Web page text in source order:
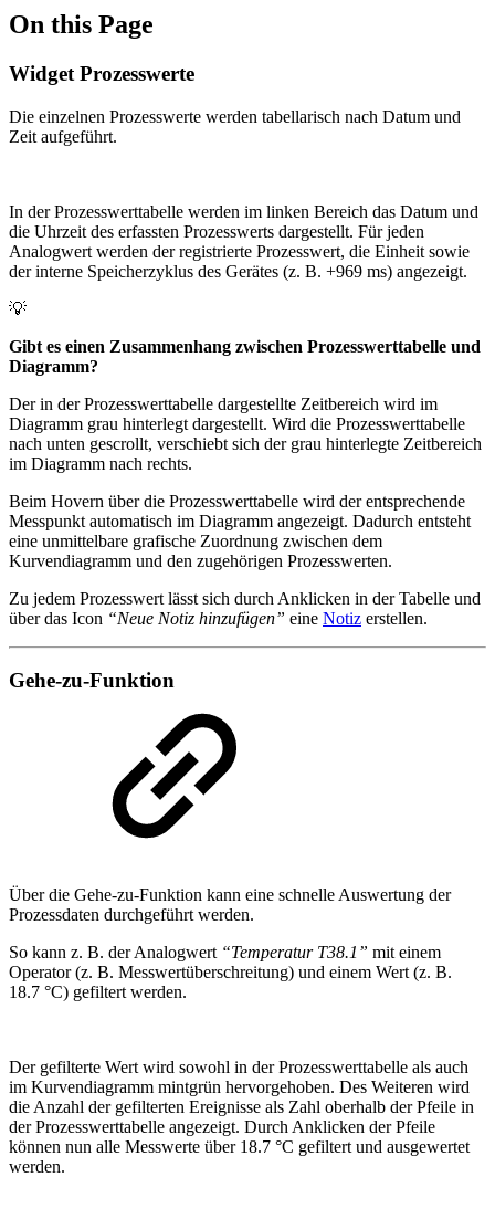
On this Page
Widget Prozesswerte
Die einzelnen Prozesswerte werden tabellarisch nach Datum und
Zeit aufgeführt.
In der Prozesswerttabelle werden im linken Bereich das Datum und
die Uhrzeit des erfassten Prozesswerts dargestellt. Für jeden
Analogwert werden der registrierte Prozesswert, die Einheit sowie
der interne Speicherzyklus des Gerätes (z. B. +969 ms) angezeigt.
💡
Gibt es einen Zusammenhang zwischen Prozesswerttabelle und
Diagramm?
Der in der Prozesswerttabelle dargestellte Zeitbereich wird im
Diagramm grau hinterlegt dargestellt. Wird die Prozesswerttabelle
nach unten gescrollt, verschiebt sich der grau hinterlegte Zeitbereich
im Diagramm nach rechts.
Beim Hovern über die Prozesswerttabelle wird der entsprechende
Messpunkt automatisch im Diagramm angezeigt. Dadurch entsteht
eine unmittelbare grafische Zuordnung zwischen dem
Kurvendiagramm und den zugehörigen Prozesswerten.
Zu jedem Prozesswert lässt sich durch Anklicken in der Tabelle und
über das Icon “Neue Notiz hinzufügen” eine Notiz erstellen.
Gehe-zu-Funktion
Über die Gehe-zu-Funktion kann eine schnelle Auswertung der
Prozessdaten durchgeführt werden.
So kann z. B. der Analogwert “Temperatur T38.1” mit einem
Operator (z. B. Messwertüberschreitung) und einem Wert (z. B.
18.7 °C) gefiltert werden.
Der gefilterte Wert wird sowohl in der Prozesswerttabelle als auch
im Kurvendiagramm mintgrün hervorgehoben. Des Weiteren wird
die Anzahl der gefilterten Ereignisse als Zahl oberhalb der Pfeile in
der Prozesswerttabelle angezeigt. Durch Anklicken der Pfeile
können nun alle Messwerte über 18.7 °C gefiltert und ausgewertet
werden.